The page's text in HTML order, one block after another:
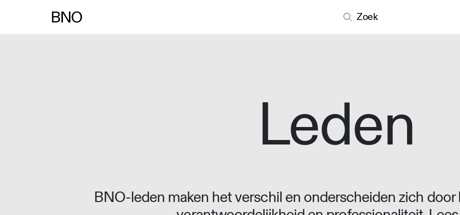
Zoek
Leden
BNO-leden maken het verschil en onderscheiden zich